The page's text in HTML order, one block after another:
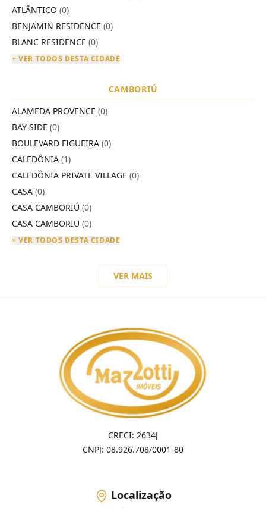
ATLÂNTICO (0)
BENJAMIN RESIDENCE (0)
BLANC RESIDENCE (0)
+ VER TODOS DESTA CIDADE
CAMBORIÚ
ALAMEDA PROVENCE (0)
BAY SIDE (0)
BOULEVARD FIGUEIRA (0)
CALEDÔNIA (1)
CALEDÔNIA PRIVATE VILLAGE (0)
CASA (0)
CASA CAMBORIÚ (0)
CASA CAMBORIU (0)
+ VER TODOS DESTA CIDADE
VER MAIS
CRECI: 2634J
CNPJ: 08.926.708/0001-80
Localização